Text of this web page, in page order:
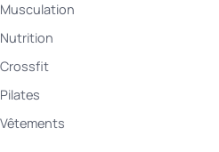
Musculation
Nutrition
Crossfit
Pilates
Vêtements